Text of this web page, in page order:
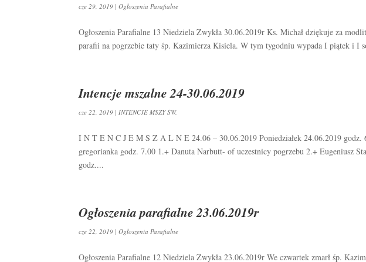
cze 29, 2019 |Ogłoszenia Parafialne
Ogłoszenia Parafialne 13 Niedziela Zwykła 30.06.2019r Ks. Michał dziękuje za
parafii na pogrzebie taty śp. Kazimierza Kisiela. W tym tygodniu wypada I piątek i I
Intencje mszalne 24-30.06.2019
cze 22, 2019 |INTENCJE MSZY ŚW.
I N T E N C J E M S Z A L N E 24.06 – 30.06.2019 Poniedziałek 24.06.2019
gregorianka godz. 7.00 1.+ Danuta Narbutt- of uczestnicy pogrzebu 2.+ Eugeniusz
godz....
Ogłoszenia parafialne 23.06.2019r
cze 22, 2019 |Ogłoszenia Parafialne
Ogłoszenia Parafialne 12 Niedziela Zwykła 23.06.2019r We czwartek zmarł śp.